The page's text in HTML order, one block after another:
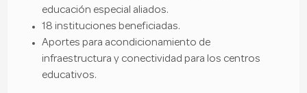
educación especial aliados.
18 instituciones beneficiadas.
Aportes para acondicionamiento de
infraestructura y conectividad para los centros
educativos.